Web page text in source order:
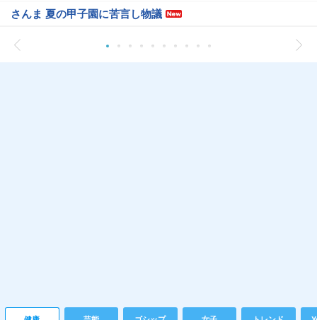
さんま 夏の甲子園に苦言し物議